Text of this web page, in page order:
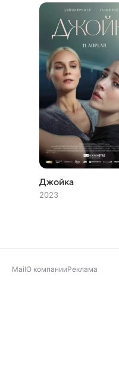
Джойка
2023
MailО компанииРеклама